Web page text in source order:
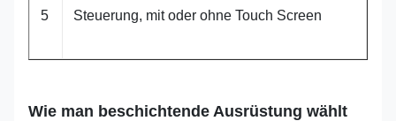
5 Steuerung, mit oder ohne Touch Screen
Wie man beschichtende Ausrüstung wählt